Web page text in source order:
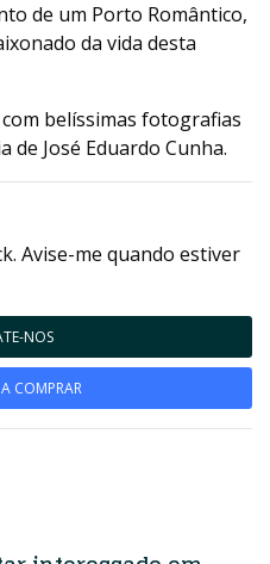
de um Porto Romântico,
da vida desta
belíssimas fotografias
de José Eduardo Cunha.
Avise-me quando estiver
NOS
COMPRAR